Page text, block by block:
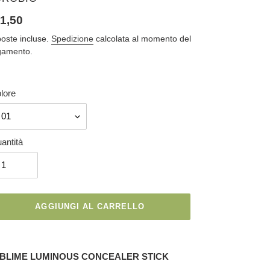
incluse. Spedizionecalcolata al momento del
AGGIUNGI AL CARRELLO
LUMINOUS CONCEALER STICK